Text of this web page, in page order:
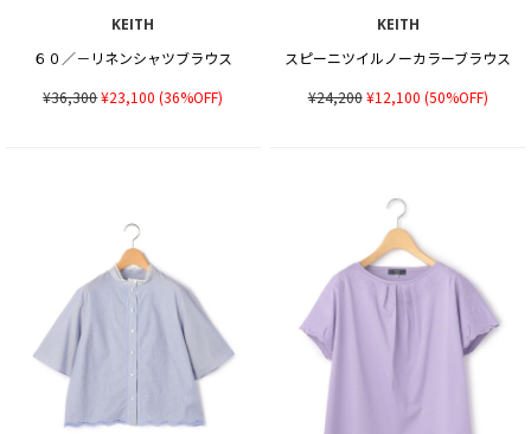
KEITH
６０／－リネンシャツブラウス
¥36,300¥23,100 (36%OFF)
KEITH
スピーニツイルノーカラーブラウス
¥24,200¥12,100 (50%OFF)